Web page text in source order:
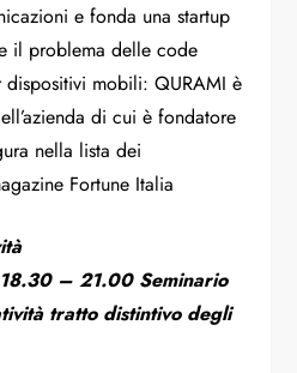
e fonda una startup
il problema delle code
dispositivi mobili: QURAMI è
di cui è fondatore
nella lista dei
Fortune Italia
– 21.00 Seminario
tratto distintivo degli